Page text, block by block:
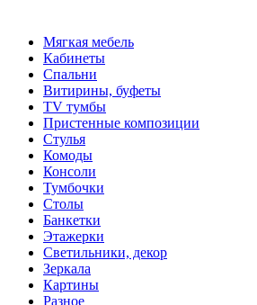
Мягкая мебель
Кабинеты
Спальни
Витирины, буфеты
TV тумбы
Пристенные композиции
Стулья
Комоды
Консоли
Тумбочки
Столы
Банкетки
Этажерки
Светильники, декор
Зеркала
Картины
Разное